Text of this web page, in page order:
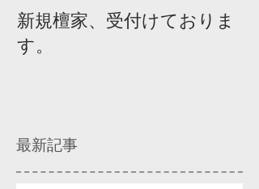
新規檀家、受付けておりま
す。
最新記事